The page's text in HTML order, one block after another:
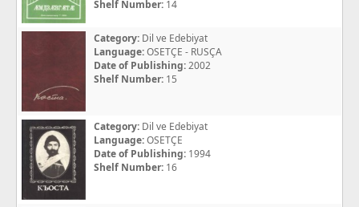
Shelf Number: 14
Category: Dil ve Edebiyat
Language:OSETÇE - RUSÇA
Date of Publishing:2002
Shelf Number: 15
Category: Dil ve Edebiyat
Language:OSETÇE
Date of Publishing: 1994
Shelf Number: 16